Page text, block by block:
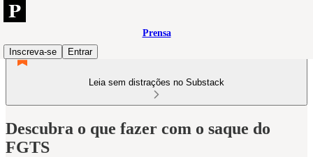
Prensa
Inscreva-se
Entrar
Leia sem distrações no Substack
Descubra o que fazer com o saque do
FGTS